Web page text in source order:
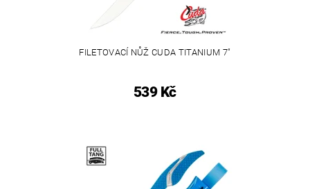
FILETOVACÍ NŮŽ CUDA TITANIUM 7"
539 Kč